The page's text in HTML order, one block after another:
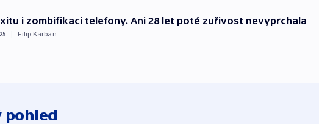
i zombifikaci telefony. Ani 28 let poté zuřivost nevyprchala
| Filip Karban
pohled